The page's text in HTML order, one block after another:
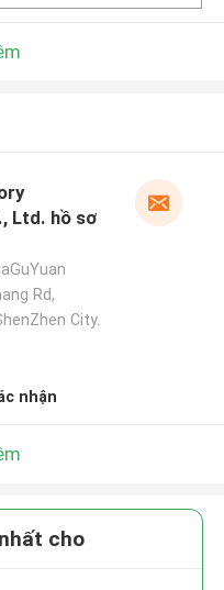
Ltd. hồ sơ
Rd,
City.
nhận
cho